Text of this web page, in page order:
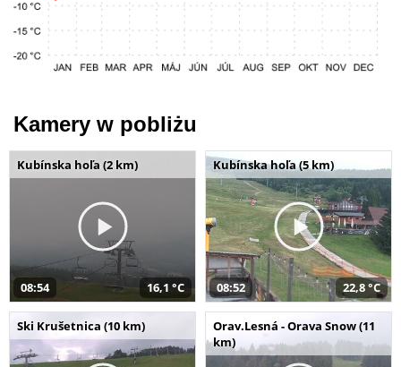
Kamery w pobliżu
Kubínska hoľa (2 km)
08:54 16,1 °C
Kubínska hoľa (5 km)
08:52 22,8 °C
Ski Krušetnica (10 km)
Orav.Lesná - Orava Snow (11
km)